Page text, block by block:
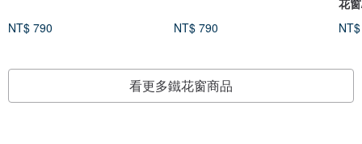
NT$ 790 NT$ 790
看更多鐵花窗商品